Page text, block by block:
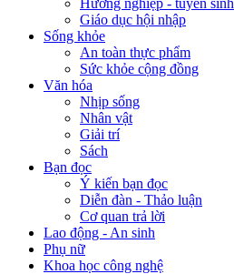
Giáo dục hội nhập
Sống khỏe
An toàn thực phẩm
Sức khỏe cộng đồng
Văn hóa
Nhịp sống
Nhân vật
Giải trí
Sách
Bạn đọc
Ý kiến bạn đọc
Diễn đàn - Thảo luận
Cơ quan trả lời
Lao động - An sinh
Phụ nữ
Khoa học công nghệ